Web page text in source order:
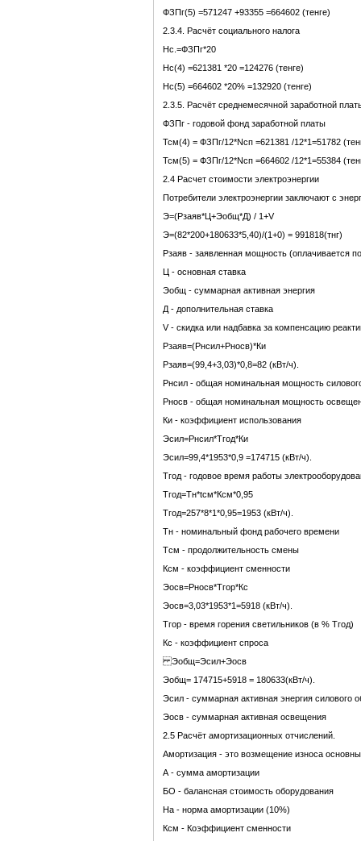
ФЗПг(5) =571247 +93355 =664602 (тенге)
2.3.4. Расчёт социального налога
Нс.=ФЗПг*20
Нс(4) =621381 *20 =124276 (тенге)
Нс(5) =664602 *20% =132920 (тенге)
2.3.5. Расчёт среднемесячной заработной
ФЗПг - годовой фонд заработной платы
Тсм(4) = ФЗПг/12*Nсп =621381 /12*1=51782
Тсм(5) = ФЗПг/12*Nсп =664602 /12*1=55384
2.4 Расчет стоимости электроэнергии
Потребители электроэнергии заключают с
Э=(Рзаяв*Ц+Эобщ*Д) / 1+V
Э=(82*200+180633*5,40)/(1+0) = 991818(тнг)
Рзаяв - заявленная мощность (оплачивается
Ц - основная ставка
Эобщ - суммарная активная энергия
Д - дополнительная ставка
V - скидка или надбавка за компенсацию
Рзаяв=(Рнсил+Рносв)*Ки
Рзаяв=(99,4+3,03)*0,8=82 (кВт/ч).
Рнсил - общая номинальная мощность
Рносв - общая номинальная мощность
Ки - коэффициент использования
Эсил=Рнсил*Тгод*Ки
Эсил=99,4*1953*0,9 =174715 (кВт/ч).
Тгод - годовое время работы
Тгод=Тн*tсм*Ксм*0,95
Тгод=257*8*1*0,95=1953 (кВт/ч).
Тн - номинальный фонд рабочего времени
Tсм - продолжительность смены
Ксм - коэффициент сменности
Эосв=Рносв*Тгор*Кс
Эосв=3,03*1953*1=5918 (кВт/ч).
Тгор - время горения светильников (в % Тгод)
Кс - коэффициент спроса
Эобщ=Эсил+Эосв
Эобщ= 174715+5918 = 180633(кВт/ч).
Эсил - суммарная активная энергия силового
Эосв - суммарная активная освещения
2.5 Расчёт амортизационных отчислений.
Амортизация - это возмещение износа
А - сумма амортизации
БО - балансная стоимость оборудования
На - норма амортизации (10%)
Ксм - Коэффициент сменности